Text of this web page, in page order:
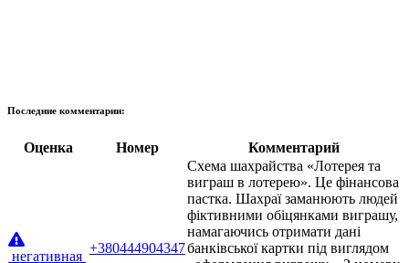
Последние комментарии:
Оценка Номер Комментарий
негативная
+380444904347
Схема шахрайства «Лотерея та
виграш в лотерею». Це фінансова
пастка. Шахраї заманюють людей
фіктивними обіцянками виграшу,
намагаючись отримати дані
банківської картки під виглядом